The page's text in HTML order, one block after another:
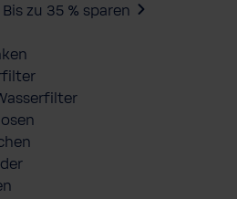
zu 35 % sparen